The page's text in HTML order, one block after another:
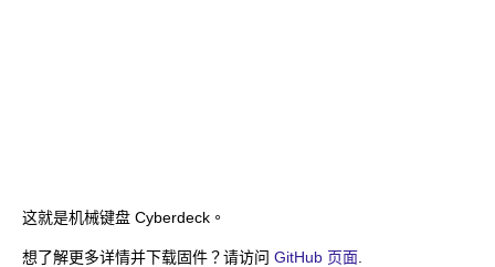
这就是机械键盘 Cyberdeck。
想了解更多详情并下载固件？请访问 GitHub 页面